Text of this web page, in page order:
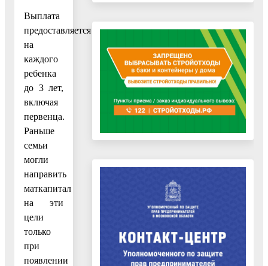
Выплата
предоставляется
на
каждого
ребенка
до 3 лет,
включая
первенца.
Раньше
семьи
могли
направить
маткапитал
на эти
цели
только
при
появлении